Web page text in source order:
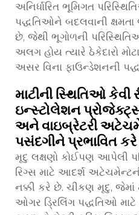
અનિર્ધારિત ભૂમિગત
પદ્ધતિઓને બદલવાની ક્ષમતા
છે, જેથી ભૂગોળની
અલગ હોય ત્યારે ઠેકેદારો
અસર વિના ફાઉન્ડેશનની
માટીની સ્થિતિઓ કેવી
ઇન્સ્ટોલેશન
અને વાઇબ્રેટરી
પસંદગીને પ્રભાવિત
મૃદુ લક્ષણો કોઈપણ આપેલી
રિગ્સ માટે આદર્શ
નક્કી કરે છે. ચીકણ મૃદુ, જેમાં
ઓગર ડ્રિલિંગ પદ્ધતિઓ માટે